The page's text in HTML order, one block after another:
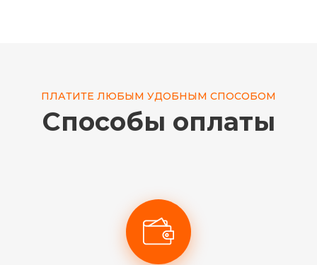
ПЛАТИТЕ ЛЮБЫМ УДОБНЫМ СПОСОБОМ
Способы оплаты